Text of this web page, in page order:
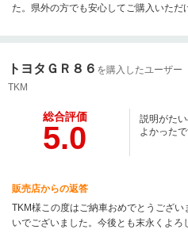
た。県外の方でも安心してご購入いただ
トヨタＧＲ８６ を購入したユーザー
TKM
総合評価
5.0
説明がた
よかったで
販売店からの返答
TKM様この度はご納車おめでとうござ
いでございました。今後とも末永くよろ